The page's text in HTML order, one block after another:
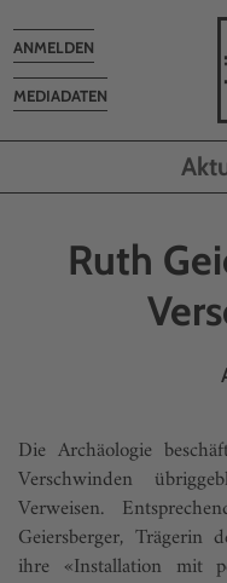
MEDIADATEN
Toggle
navigation
ANMELDEN
Ruth
Die Archäologie
Verschwinden
Verweisen.
Geiersberger, Trägerin
ihre «Installation mit